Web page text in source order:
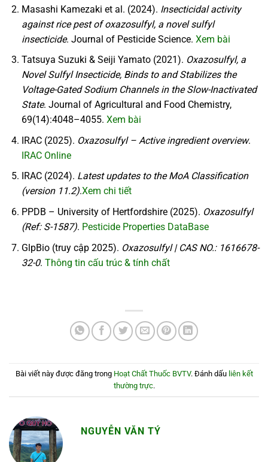
Masashi Kamezaki et al. (2024). Insecticidal activity
against rice pest of oxazosulfyl, a novel sulfyl
insecticide. Journal of Pesticide Science. Xem bài
Tatsuya Suzuki & Seiji Yamato (2021). Oxazosulfyl, a
Novel Sulfyl Insecticide, Binds to and Stabilizes the
Voltage-Gated Sodium Channels in the Slow-Inactivated
State. Journal of Agricultural and Food Chemistry,
69(14):4048–4055. Xem bài
IRAC (2025). Oxazosulfyl – Active ingredient overview.
IRAC Online
IRAC (2024). Latest updates to the MoA Classification
(version 11.2).Xem chi tiết
PPDB – University of Hertfordshire (2025). Oxazosulfyl
(Ref: S-1587). Pesticide Properties DataBase
GlpBio (truy cập 2025). Oxazosulfyl | CAS NO.: 1616678-
32-0. Thông tin cấu trúc & tính chất
Bài viết này được đăng trong Hoạt Chất Thuốc BVTV. Đánh dấu liên kết
thường trực.
NGUYỄN VĂN TÝ